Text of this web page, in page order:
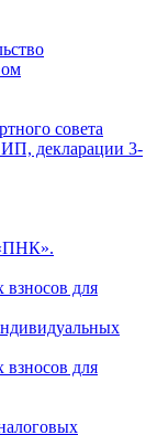
совета
ИП, декларации 3-
для
для